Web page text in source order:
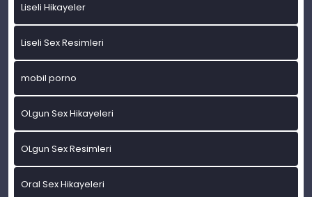
Liseli Hikayeler
Liseli Sex Resimleri
mobil porno
OLgun Sex Hikayeleri
OLgun Sex Resimleri
Oral Sex Hikayeleri